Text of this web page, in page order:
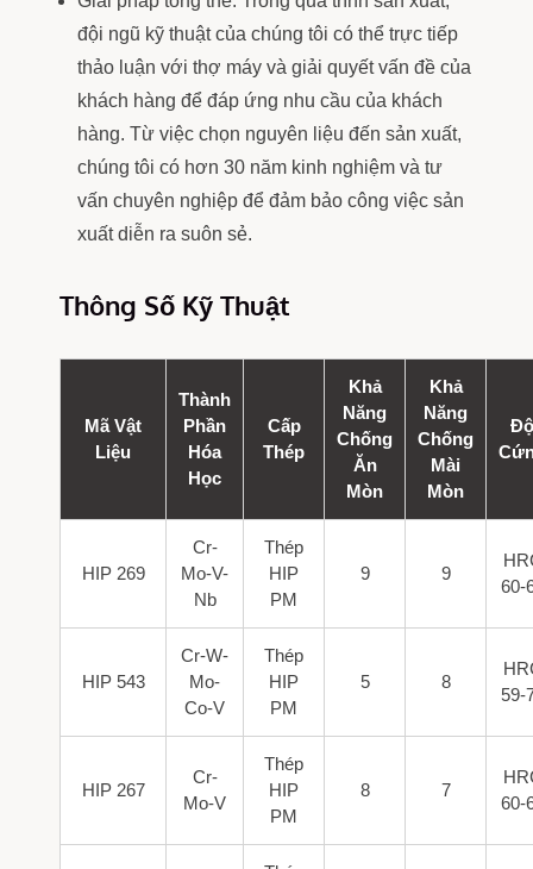
đội ngũ kỹ thuật của chúng tôi có thể trực tiếp
thảo luận với thợ máy và giải quyết vấn đề của
khách hàng để đáp ứng nhu cầu của khách
hàng. Từ việc chọn nguyên liệu đến sản xuất,
chúng tôi có hơn 30 năm kinh nghiệm và tư
vấn chuyên nghiệp để đảm bảo công việc sản
xuất diễn ra suôn sẻ.
Thông Số Kỹ Thuật
Mã Vật
Liệu
Thành
Phần
Hóa
Học
Cấp
Thép
Khả
Năng
Chống
Ăn
Mòn
Khả
Năng
Chống
Mài
Mòn
Độ
HIP 269
Cr-
Mo-V-
Nb
Thép
HIP
PM
9 9
60-
HIP 543
Cr-W-
Mo-
Co-V
Thép
HIP
PM
5 8
59-
HIP 267
Cr-
Mo-V
Thép
HIP
PM
8 7
60-